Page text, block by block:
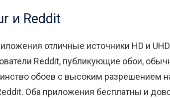
и Reddit
отличные источники HD и
Reddit, публикующие обои,
обоев с высоким разрешением
Оба приложения бесплатны и